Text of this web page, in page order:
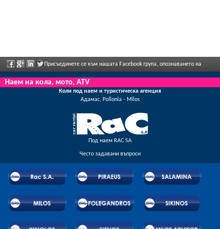
Присъединете се към нашата Facebook група, опознаването на
персонала, моля, изпратете ни обратна информация и да се насладите редовно
рекламираните отстъпки и предложения.
Наем на кола, мото, ATV
Коли под наем и туристическа агенция
Адамас, Pollonia - Milos
Под наем RAC SA
Често задавани въпроси